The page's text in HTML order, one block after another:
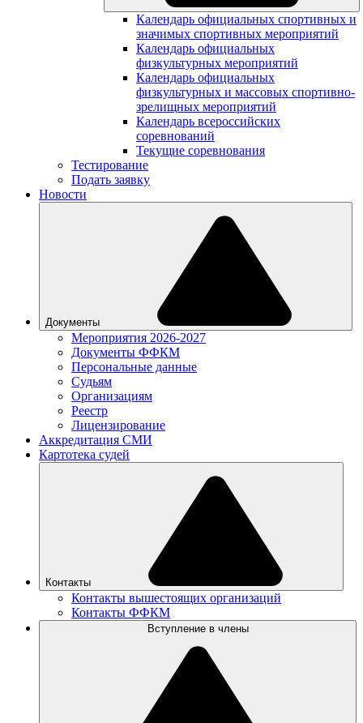
Календарь официальных спортивных и
значимых спортивных мероприятий
Календарь официальных
физкультурных мероприятий
Календарь официальных
физкультурных и массовых спортивно-
зрелищных мероприятий
Календарь всероссийских
соревнований
Текущие соревнования
Тестирование
Подать заявку
Новости
Документы
Мероприятия 2026-2027
Документы ФФКМ
Персональные данные
Судьям
Организациям
Реестр
Лицензирование
Аккредитация СМИ
Картотека судей
Контакты
Контакты вышестоящих организаций
Контакты ФФКМ
Вступление в члены